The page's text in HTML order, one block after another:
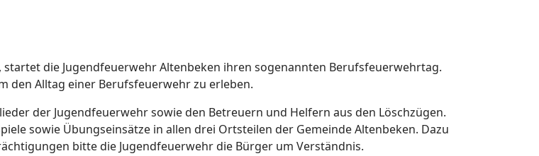
die Jugendfeuerwehr Altenbeken ihren sogenannten Berufsfeuerwehrtag.
den Alltag einer Berufsfeuerwehr zu erleben.
der Jugendfeuerwehr sowie den Betreuern und Helfern aus den Löschzügen.
sowie Übungseinsätze in allen drei Ortsteilen der Gemeinde Altenbeken. Dazu
bitte die Jugendfeuerwehr die Bürger um Verständnis.